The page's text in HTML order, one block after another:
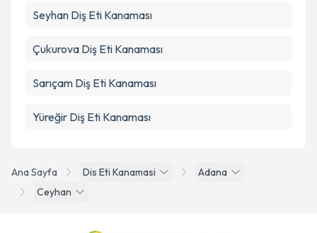
Ana Sayfa Dis Eti Kanamasi
Adana
Ceyhan
Seyhan Diş Eti Kanaması
Çukurova Diş Eti Kanaması
Sarıçam Diş Eti Kanaması
Yüreğir Diş Eti Kanaması